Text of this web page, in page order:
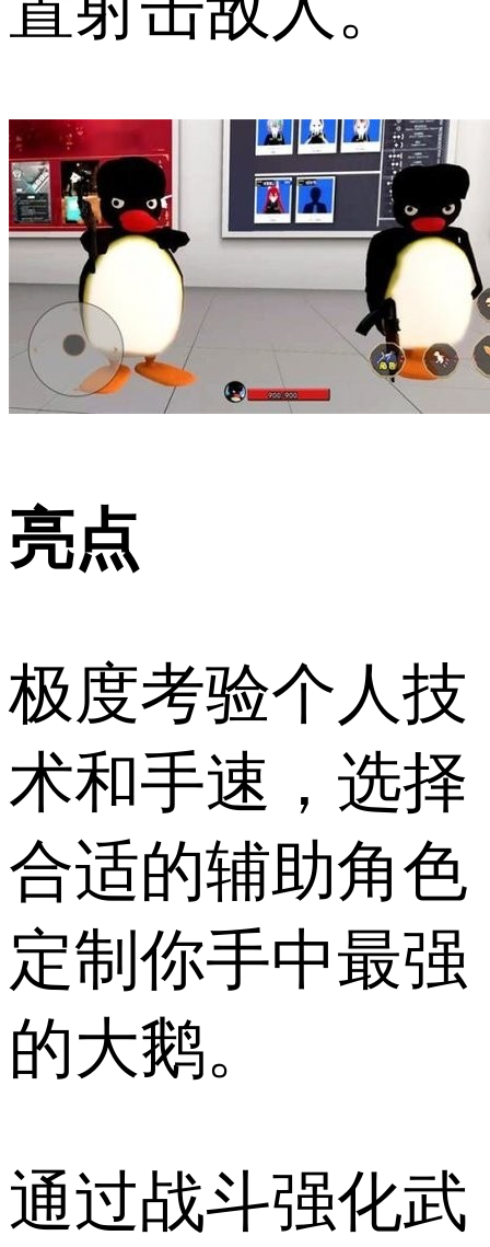
亮点
极度考验个人技
术和手速，选择
合适的辅助角色
定制你手中最强
的大鹅。
通过战斗强化武